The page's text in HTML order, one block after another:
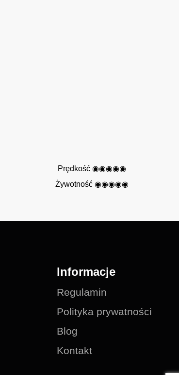
Prędkość ◉◉◉◉◉
Żywotność ◉◉◉◉◉
Informacje
Regulamin
Polityka prywatności
Blog
Kontakt